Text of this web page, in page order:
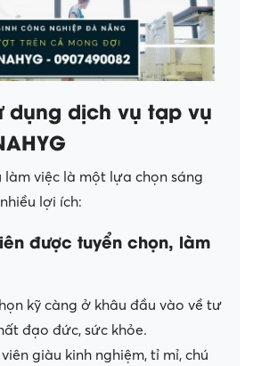
dụng dịch vụ tạp vụ
làm việc là một lựa chọn sáng
lợi ích:
được tuyển chọn, làm
kỹ càng ở khâu đầu vào về tư
đạo đức, sức khỏe.
giàu kinh nghiệm, tỉ mỉ, chú